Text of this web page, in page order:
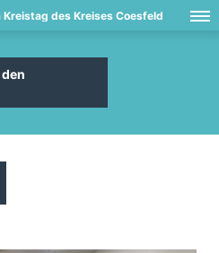
Kreistag des Kreises Coesfeld